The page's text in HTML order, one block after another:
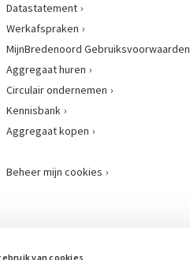
van cookies
Datastatement
Werkafspraken
MijnBredenoord Gebruiksvoorwaarden
Aggregaat huren
Circulair ondernemen
Kennisbank
Aggregaat kopen
Beheer mijn cookies